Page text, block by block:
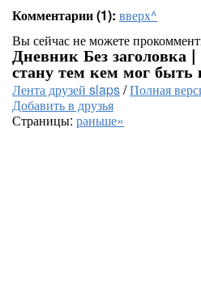
Комментарии (1): вверх^
Вы сейчас не можете
Дневник Без заголовка
стану тем кем мог быть
Лента друзей slaps/Полная
Добавить в друзья
Страницы: раньше»